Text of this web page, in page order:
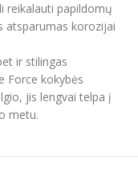
reikalauti papildomų
atsparumas korozijai
ir stilingas
Force kokybės
jis lengvai telpa į
metu.